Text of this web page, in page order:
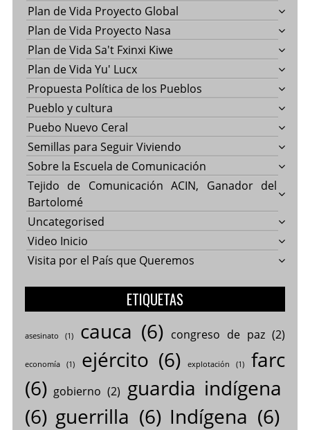
Plan de Vida Proyecto Global
Plan de Vida Proyecto Nasa
Plan de Vida Sa't Fxinxi Kiwe
Plan de Vida Yu' Lucx
Propuesta Política de los Pueblos
Pueblo y cultura
Puebo Nuevo Ceral
Semillas para Seguir Viviendo
Sobre la Escuela de Comunicación
Tejido de Comunicación ACIN, Ganador del
Bartolomé
Uncategorised
Video Inicio
Visita por el País que Queremos
ETIQUETAS
asesinato (1) cauca (6) congreso de paz(2)
economía(1) ejército (6) explotación (1)
farc
(6) gobierno (2) guardia indígena
(6) guerrilla (6) Indígena (6)